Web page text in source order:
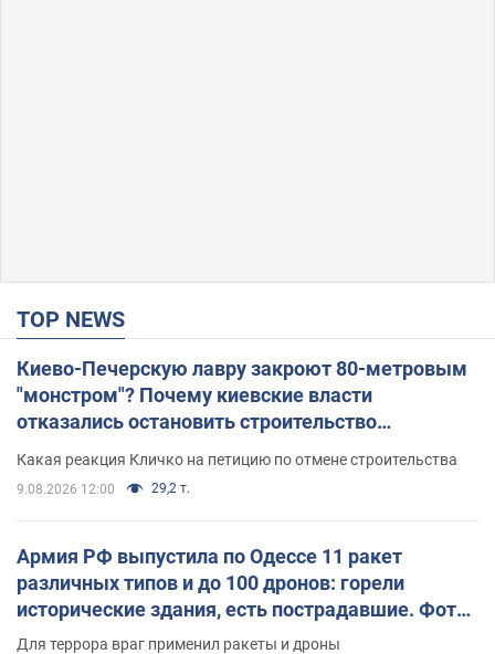
TOP NEWS
Киево-Печерскую лавру закроют 80-метровым
"монстром"? Почему киевские власти
отказались остановить строительство
Какая реакция Кличко на петицию по отмене строительства
9.08.2026 12:00 29,2 т.
Армия РФ выпустила по Одессе 11 ракет
различных типов и до 100 дронов: горели
исторические здания, есть пострадавшие. Фото
и видео
Для террора враг применил ракеты и дроны